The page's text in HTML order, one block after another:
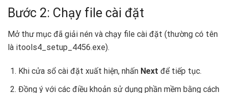
Bước 2: Chạy file cài đặt
Mở thư mục đã giải nén và chạy file cài đặt (thường có tên
là itools4_setup_4456.exe).
Khi cửa sổ cài đặt xuất hiện, nhấn Next để tiếp tục.
Đồng ý với các điều khoản sử dụng phần mềm bằng cách